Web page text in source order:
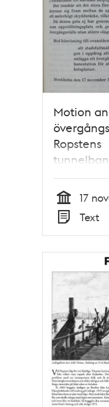
Motion
Ropstens
Tid
17
Typ
Text